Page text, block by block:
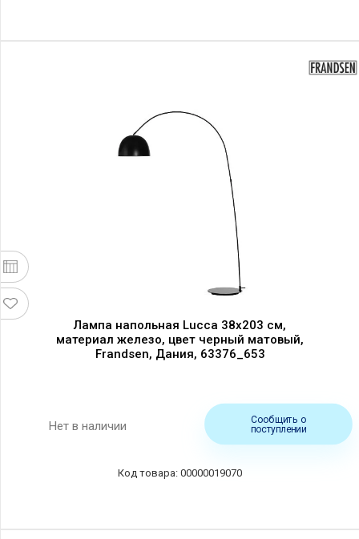
Лампа напольная Lucca 38x203 см,
материал железо, цвет черный матовый,
Frandsen, Дания, 63376_653
Нет в наличии
Сообщить о
поступлении
00000019070